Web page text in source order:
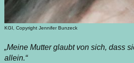
KGI, Copyright Jennifer Bunzeck
„Meine Mutter glaubt von sich, dass
allein.“